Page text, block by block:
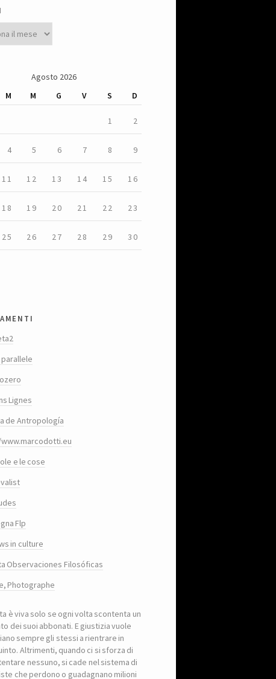
Agosto 2026
M M G V S D
1 2
4 5 6 7 8 9
11 12 13 14 15 16
18 19 20 21 22 23
25 26 27 28 29 30
Lignes
de Antropología
e le cose
Flp
in culture
Observaciones Filosóficas
Photographe
è viva solo se ogni volta scontenta un
dei suoi abbonati. E giustizia vuole
sempre gli stessi a rientrare in
Altrimenti, quando ci si sforza di
nessuno, si cade nel sistema di
che perdono o guadagnano milioni